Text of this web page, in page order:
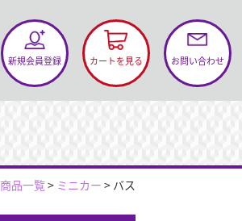
新規会員登録 カートを見る お問い合わせ
商品一覧> ミニカー > バス